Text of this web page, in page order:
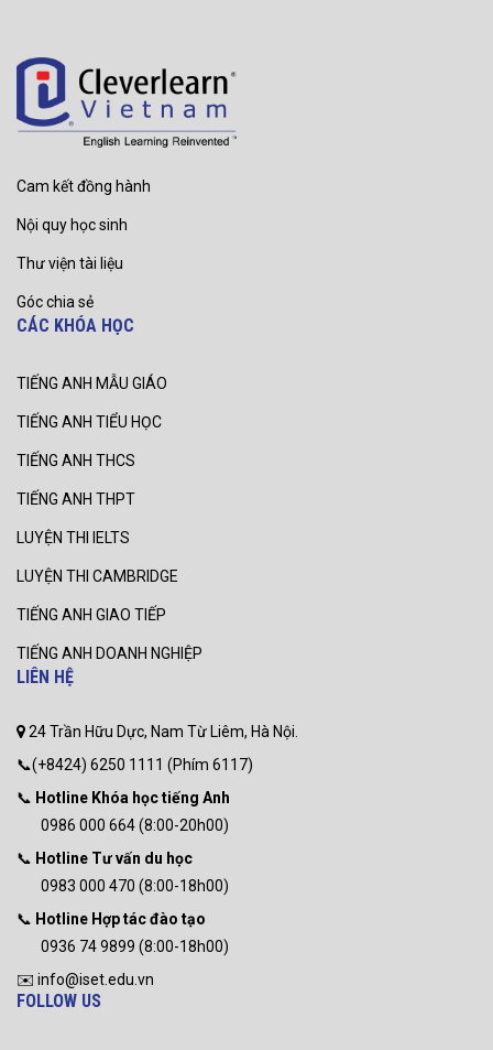
Cam kết đồng hành
Nội quy học sinh
Thư viện tài liệu
Góc chia sẻ
CÁC KHÓA HỌC
TIẾNG ANH MẪU GIÁO
TIẾNG ANH TIỂU HỌC
TIẾNG ANH THCS
TIẾNG ANH THPT
LUYỆN THI IELTS
LUYỆN THI CAMBRIDGE
TIẾNG ANH GIAO TIẾP
TIẾNG ANH DOANH NGHIỆP
LIÊN HỆ
24 Trần Hữu Dực, Nam Từ Liêm, Hà Nội.
📞(+8424) 6250 1111 (Phím 6117)
📞 Hotline Khóa học tiếng Anh
0986 000 664 (8:00-20h00)
📞 Hotline Tư vấn du học
0983 000 470 (8:00-18h00)
📞 Hotline Hợp tác đào tạo
0936 74 9899 (8:00-18h00)
✉️ info@iset.edu.vn
FOLLOW US